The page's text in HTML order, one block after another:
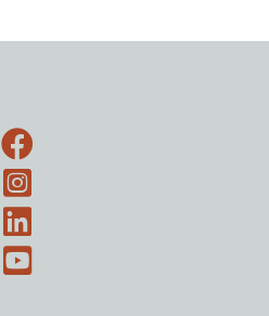
Facebook-side
Instagram
LinkedIn
Youtube